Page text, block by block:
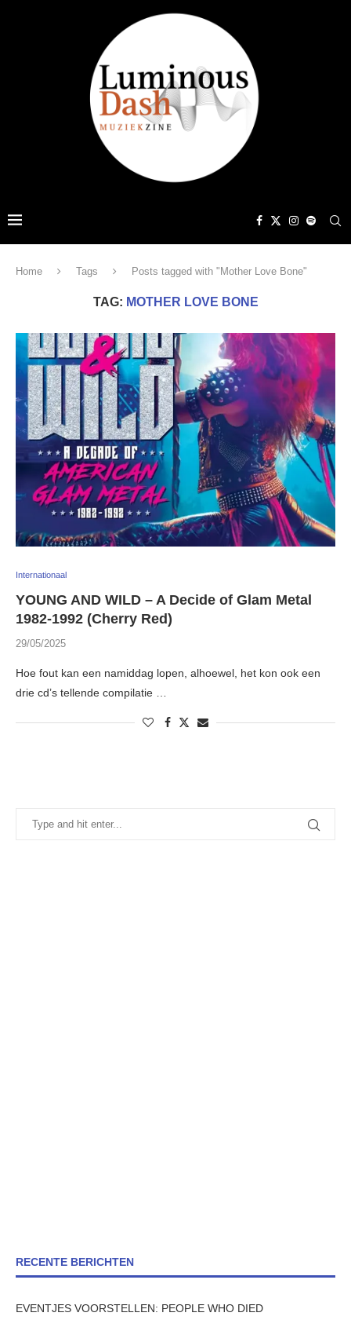
Home Tags Posts tagged with "Mother Love Bone"
TAG: MOTHER LOVE BONE
Internationaal
YOUNG AND WILD – A Decide of Glam Metal
1982-1992 (Cherry Red)
29/05/2025
Hoe fout kan een namiddag lopen, alhoewel, het kon ook een
drie cd’s tellende compilatie …
RECENTE BERICHTEN
EVENTJES VOORSTELLEN: PEOPLE WHO DIED